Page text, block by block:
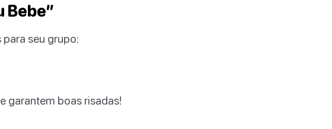
Bebe”
seu grupo:
garantem boas risadas!